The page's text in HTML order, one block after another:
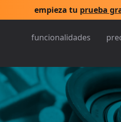
empieza tu prueba
funcionalidades